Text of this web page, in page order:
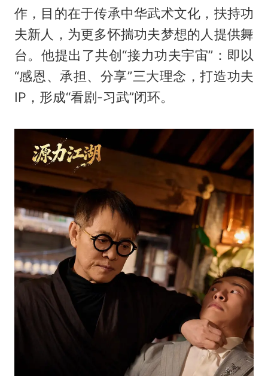
作，目的在于传承中华武术文化，扶持功
夫新人，为更多怀揣功夫梦想的人提供舞
台。他提出了共创“接力功夫宇宙”：即以
“感恩、承担、分享”三大理念，打造功夫
IP，形成“看剧-习武”闭环。